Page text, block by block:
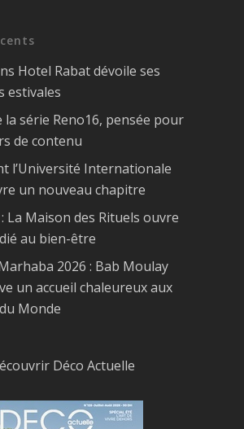
Hotel Rabat dévoile ses
estivales
la série Reno16, pensée pour
de contenu
l’Université Internationale
un nouveau chapitre
La Maison des Rituels ouvre
au bien-être
2026 : Bab Moulay
un accueil chaleureux aux
Monde
Déco Actuelle